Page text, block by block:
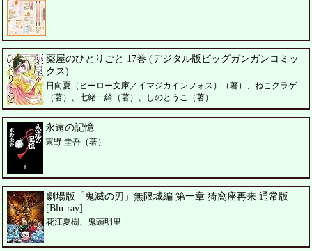
薬屋のひとりごと 17巻 (デジタル版ビッグガンガンコミッ
クス)
日向夏（ヒーロー文庫／イマジカインフォス）（著）、ねこクラゲ
（著）、七緒一綺（著）、しのとうこ（著）
永遠の記憶
東野 圭吾（著）
劇場版「鬼滅の刃」無限城編 第一章 猗窩座再来 通常版
[Blu-ray]
花江夏樹、鬼頭明里